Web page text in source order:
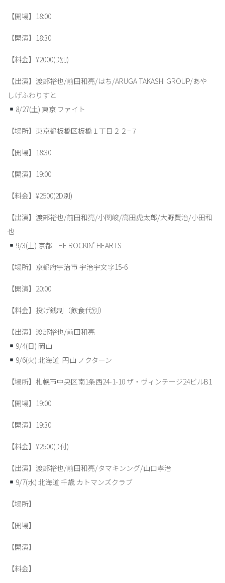
【開場】18:00
【開演】18:30
【料金】¥2000(D別)
【出演】渡部裕也/前田和亮/はち/ARUGA TAKASHI GROUP/あや
しげふわりすと
8/27(土) 東京 ファイト
【場所】東京都板橋区板橋１丁目２２−７
【開場】18:30
【開演】19:00
【料金】¥2500(2D別)
【出演】渡部裕也/前田和亮/小関峻/高田虎太郎/大野賢治/小田和
也
9/3(土) 京都 THE ROCKIN’ HEARTS
【場所】京都府宇治市 宇治宇文字15-6
【開演】20:00
【料金】投げ銭制（飲食代別）
【出演】渡部裕也/前田和亮
9/4(日) 岡山
9/6(火) 北海道 円山 ノクターン
【場所】札幌市中央区南1条西24-1-10 ザ・ヴィンテージ24ビルB1
【開場】19:00
【開演】19:30
【料金】¥2500(D付)
【出演】渡部裕也/前田和亮/タマキンング/山口孝治
9/7(水) 北海道 千歳 カトマンズクラブ
【場所】
【開場】
【開演】
【料金】